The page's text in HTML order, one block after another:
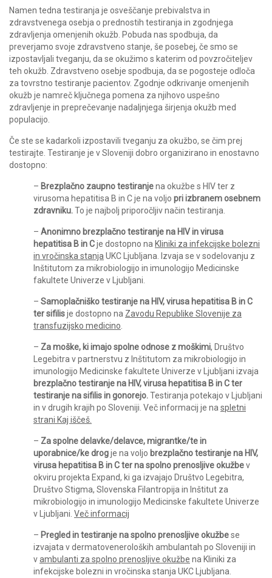
Namen tedna testiranja je osveščanje prebivalstva in
zdravstvenega osebja o prednostih testiranja in zgodnjega
zdravljenja omenjenih okužb. Pobuda nas spodbuja, da
preverjamo svoje zdravstveno stanje, še posebej, če smo se
izpostavljali tveganju, da se okužimo s katerim od povzročiteljev
teh okužb. Zdravstveno osebje spodbuja, da se pogosteje odloča
za tovrstno testiranje pacientov. Zgodnje odkrivanje omenjenih
okužb je namreč ključnega pomena za njihovo uspešno
zdravljenje in preprečevanje nadaljnjega širjenja okužb med
populacijo.
Če ste se kadarkoli izpostavili tveganju za okužbo, se čim prej
testirajte. Testiranje je v Sloveniji dobro organizirano in enostavno
dostopno:
– Brezplačno zaupno testiranjena okužbe s HIV ter z
virusoma hepatitisa B in C je na voljo pri izbranem osebnem
zdravniku.To je najbolj priporočljiv način testiranja.
– Anonimno brezplačno testiranje na HIV in virusa
hepatitisa B in Cje dostopno na Kliniki za infekcijske bolezni
in vročinska stanja UKC Ljubljana. Izvaja se v sodelovanju z
Inštitutom za mikrobiologijo in imunologijo Medicinske
fakultete Univerze v Ljubljani.
– Samoplačniško testiranje na HIV, virusa hepatitisa B in C
ter sifilisje dostopno na Zavodu Republike Slovenije za
transfuzijsko medicino
– Za moške, ki imajo spolne odnose z moškimi, Društvo
Legebitra v partnerstvu z Inštitutom za mikrobiologijo in
imunologijo Medicinske fakultete Univerze v Ljubljani izvaja
brezplačno testiranje na HIV, virusa hepatitisa B in C ter
testiranje na sifilis in gonorejo.Testiranja potekajo v Ljubljani
in v drugih krajih po Sloveniji. Več informacij je na spletni
strani Kaj iščeš.
– Za spolne delavke/delavce, migrantke/te in
uporabnice/ke drogje na voljo brezplačno testiranje na HIV,
virusa hepatitisa B in C ter na spolno prenosljive okužbev
okviru projekta Expand, ki ga izvajajo Društvo Legebitra,
Društvo Stigma, Slovenska Filantropija in Inštitut za
mikrobiologijo in imunologijo Medicinske fakultete Univerze
v Ljubljani. Več informacij
– Pregled in testiranje na spolno prenosljive okužbese
izvajata v dermatoveneroloških ambulantah po Sloveniji in
vambulanti za spolno prenosljive okužbe na Kliniki za
infekcijske bolezni in vročinska stanja UKC Ljubljana.